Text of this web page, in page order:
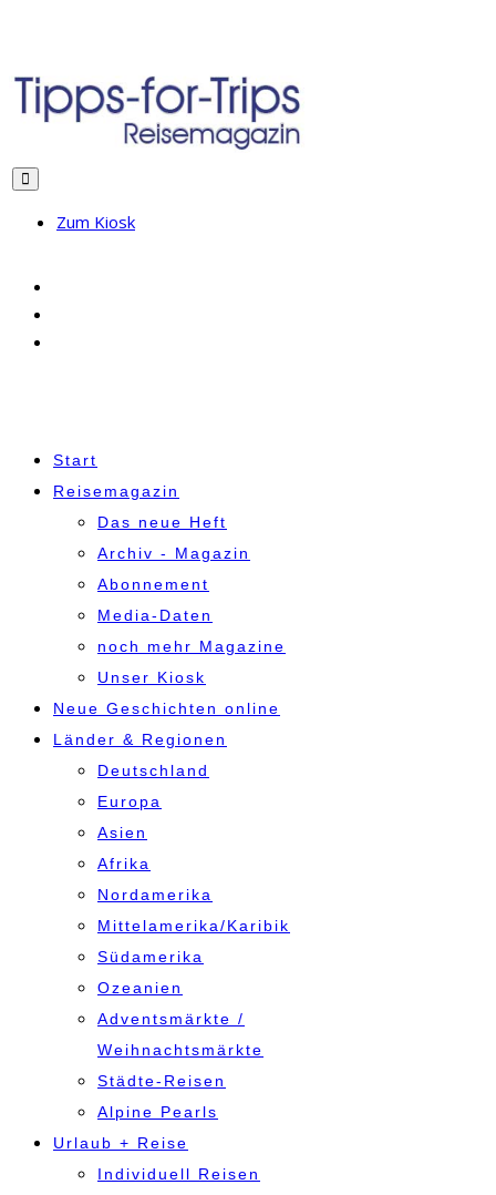
Zum Kiosk
Start
Reisemagazin
Das neue Heft
Archiv - Magazin
Abonnement
Media-Daten
noch mehr Magazine
Unser Kiosk
Neue Geschichten online
Länder & Regionen
Deutschland
Europa
Asien
Afrika
Nordamerika
Mittelamerika/Karibik
Südamerika
Ozeanien
Adventsmärkte /
Weihnachtsmärkte
Städte-Reisen
Alpine Pearls
Urlaub + Reise
Individuell Reisen